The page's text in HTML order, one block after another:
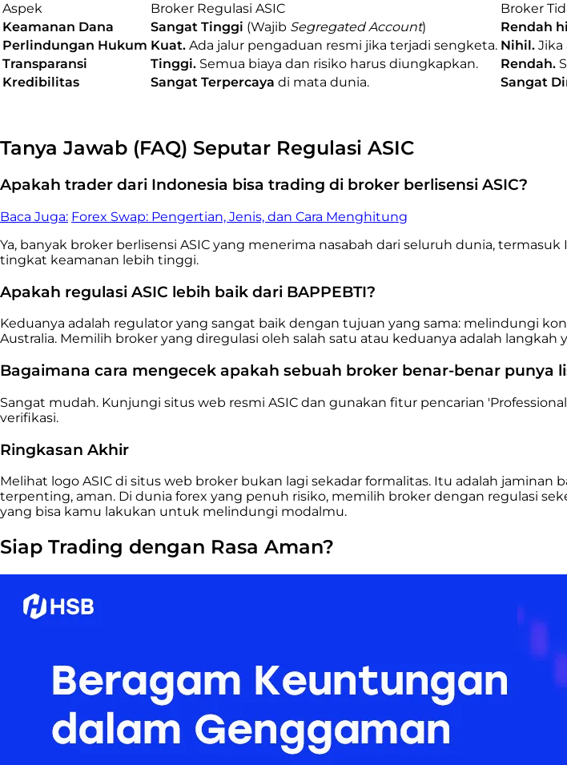
Aspek Broker Regulasi ASIC Broker
Keamanan Dana
Sangat Tinggi (Wajib Segregated Account) Rendah
Perlindungan Hukum Kuat. Ada jalur pengaduan resmi jika terjadi sengketa. Nihil. Jika
Transparansi
Tinggi. Semua biaya dan risiko harus diungkapkan. Rendah.
Kredibilitas
Sangat Terpercaya di mata dunia. Sangat
Tanya Jawab (FAQ) Seputar Regulasi ASIC
Apakah trader dari Indonesia bisa trading di broker berlisensi ASIC?
Baca Juga: Forex Swap: Pengertian, Jenis, dan Cara Menghitung
Ya, banyak broker berlisensi ASIC yang menerima nasabah dari seluruh dunia,
tingkat keamanan lebih tinggi.
Apakah regulasi ASIC lebih baik dari BAPPEBTI?
Keduanya adalah regulator yang sangat baik dengan tujuan yang sama: melindungi
Australia. Memilih broker yang diregulasi oleh salah satu atau keduanya adalah langkah
Bagaimana cara mengecek apakah sebuah broker benar-benar punya
Sangat mudah. Kunjungi situs web resmi ASIC dan gunakan fitur pencarian
verifikasi.
Ringkasan Akhir
Melihat logo ASIC di situs web broker bukan lagi sekadar formalitas. Itu adalah
terpenting, aman. Di dunia forex yang penuh risiko, memilih broker dengan regulasi
yang bisa kamu lakukan untuk melindungi modalmu.
Siap Trading dengan Rasa Aman?